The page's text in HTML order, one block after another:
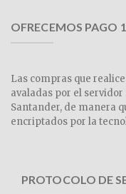
OFRECEMOS PAGO
Las compras que
avaladas por el
Santander, de manera
encriptados por la
PROTOCOLO DE